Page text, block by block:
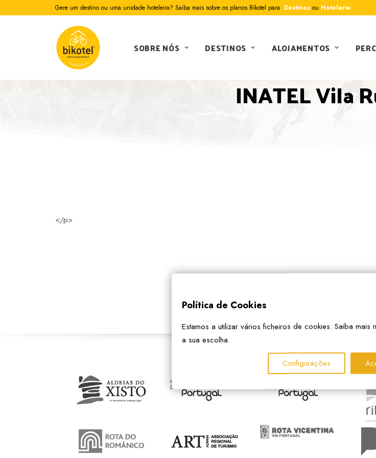
Gere um destino ou uma unidade hoteleira? Saiba mais sobre os planos Bikotel para Destinos ou Hotelaria
SOBRE NÓS DESTINOS ALOJAMENTOS
INATEL Vila
</p>
PARCEIROS
Política de Cookies
Estamos a utilizar vários ficheiros de cookies. Saiba mais
a sua escolha.
Configurações